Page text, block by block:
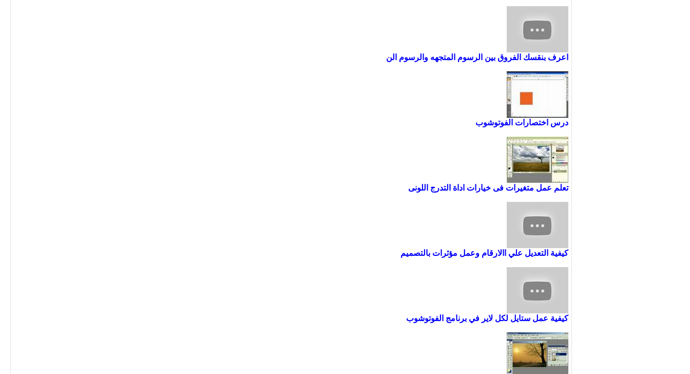
اعرف بنقسك الفروق بين الرسوم المتجهه والرسوم الن
درس اختصارات الفوتوشوب
تعلم عمل متغيرات فى خيارات اداة التدرج اللونى
كيفية التعديل علي االارقام وعمل مؤثرات بالتصميم
كيفية عمل ستايل لكل لاير في برنامج الفوتوشوب